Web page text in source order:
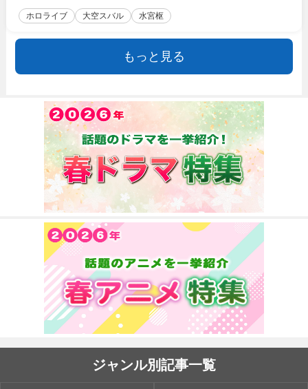
ホロライブ 大空スバル 水宮枢
もっと見る
ジャンル別記事一覧